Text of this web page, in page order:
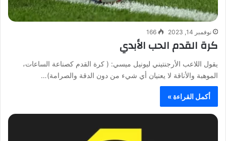
نوفمبر 14, 2023 166
كرة القدم الحب الأبدي
يقول اللاعب الأرجنتيني ليونيل ميسي: ( كرة القدم كصناعة الساعات،
الموهبة والأناقة لا يعنيان أي شيء من دون الدقة والصرامة)…
أكمل القراءة »